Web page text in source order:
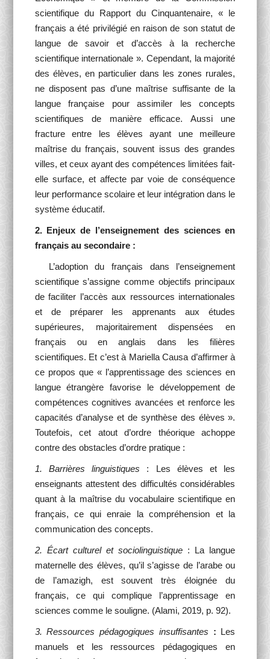
scientifique du Rapport du Cinquantenaire, « le
français a été privilégié en raison de son statut de
langue de savoir et d’accès à la recherche
scientifique internationale ». Cependant, la majorité
des élèves, en particulier dans les zones rurales,
ne disposent pas d’une maîtrise suffisante de la
langue française pour assimiler les concepts
scientifiques de manière efficace. Aussi une
fracture entre les élèves ayant une meilleure
maîtrise du français, souvent issus des grandes
villes, et ceux ayant des compétences limitées fait-
elle surface, et affecte par voie de conséquence
leur performance scolaire et leur intégration dans le
système éducatif.
2. Enjeux de l’enseignement des sciences en
français au secondaire :
L’adoption du français dans l’enseignement
scientifique s’assigne comme objectifs principaux
de faciliter l’accès aux ressources internationales
et de préparer les apprenants aux études
supérieures, majoritairement dispensées en
français ou en anglais dans les filières
scientifiques. Et c’est à Mariella Causa d’affirmer à
ce propos que « l’apprentissage des sciences en
langue étrangère favorise le développement de
compétences cognitives avancées et renforce les
capacités d’analyse et de synthèse des élèves ».
Toutefois, cet atout d’ordre théorique achoppe
contre des obstacles d’ordre pratique :
1. Barrières linguistiques : Les élèves et les
enseignants attestent des difficultés considérables
quant à la maîtrise du vocabulaire scientifique en
français, ce qui enraie la compréhension et la
communication des concepts.
2. Écart culturel et sociolinguistique : La langue
maternelle des élèves, qu’il s’agisse de l’arabe ou
de l’amazigh, est souvent très éloignée du
français, ce qui complique l’apprentissage en
sciences comme le souligne. (Alami, 2019, p. 92).
3. Ressources pédagogiques insuffisantes : Les
manuels et les ressources pédagogiques en